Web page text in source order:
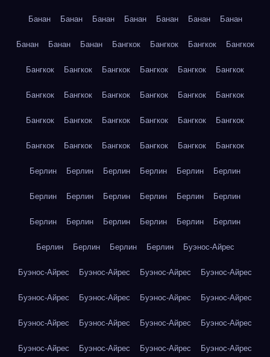
Банан Банан Банан Банан Банан Банан Банан
Банан Банан Банан Бангкок Бангкок Бангкок Бангкок
Бангкок Бангкок Бангкок Бангкок Бангкок Бангкок
Бангкок Бангкок Бангкок Бангкок Бангкок Бангкок
Бангкок Бангкок Бангкок Бангкок Бангкок Бангкок
Бангкок Бангкок Бангкок Бангкок Бангкок Бангкок
Берлин Берлин Берлин Берлин Берлин Берлин
Берлин Берлин Берлин Берлин Берлин Берлин
Берлин Берлин Берлин Берлин Берлин Берлин
Берлин Берлин Берлин Берлин Буэнос-Айрес
Буэнос-Айрес Буэнос-Айрес Буэнос-Айрес Буэнос-Айрес
Буэнос-Айрес Буэнос-Айрес Буэнос-Айрес Буэнос-Айрес
Буэнос-Айрес Буэнос-Айрес Буэнос-Айрес Буэнос-Айрес
Буэнос-Айрес Буэнос-Айрес Буэнос-Айрес Буэнос-Айрес